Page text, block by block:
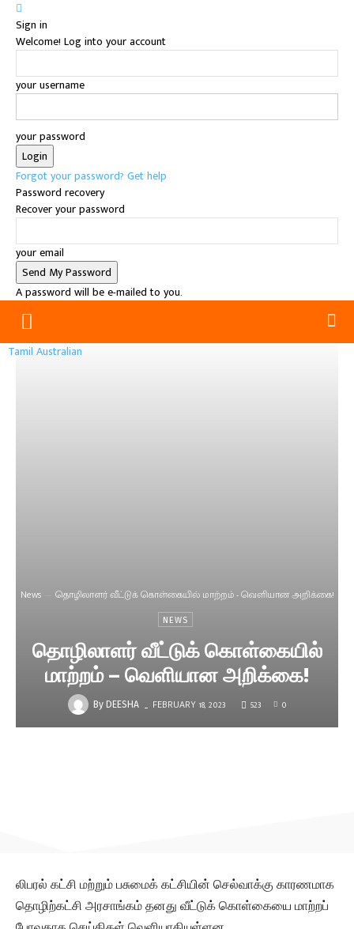
Sign in
Welcome! Log into your account
your username
your password
Forgot your password? Get help
Password recovery
Recover your password
your email
A password will be e-mailed to you.
Tamil Australian
News தொழிலாளர் வீட்டுக் கொள்கையில் மாற்றம் - வெளியான அறிக்கை!
NEWS
தொழிலாளர் வீட்டுக் கொள்கையில்
மாற்றம் – வெளியான அறிக்கை!
By DEESHA - FEBRUARY 18, 2023 523 0
லிபரல் கட்சி மற்றும் பசுமைக் கட்சியின் செல்வாக்கு காரணமாக
தொழிற்கட்சி அரசாங்கம் தனது வீட்டுக் கொள்கையை மாற்றப்